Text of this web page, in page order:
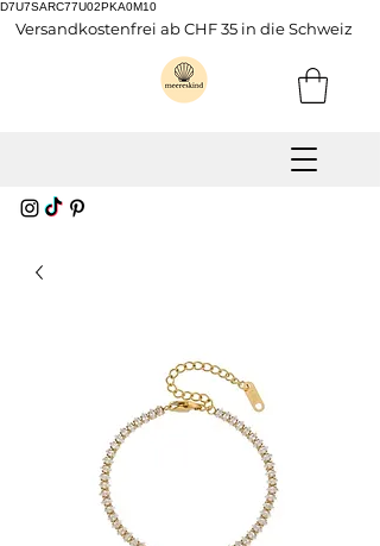
D7U7SARC77U02PKA0M10
Versandkostenfrei ab CHF 35 in die Schweiz